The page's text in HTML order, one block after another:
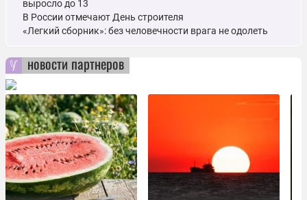
выросло до 13
В России отмечают День строителя
«Легкий сборник»: без человечности врага не одолеть
новости партнеров